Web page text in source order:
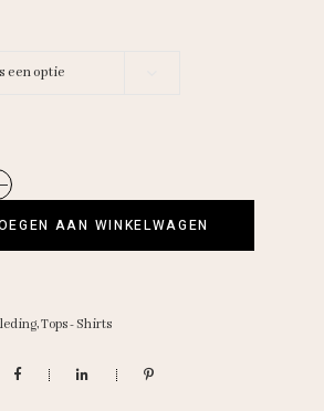
een optie
AAN WINKELWAGEN
,Tops - Shirts